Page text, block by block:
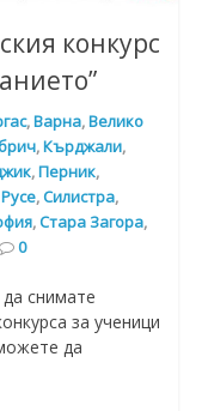
конкурс
,Варна,Велико
,Кърджали,
,Перник,
Русе,Силистра,
,Стара Загора,
0
снимате
за ученици
да